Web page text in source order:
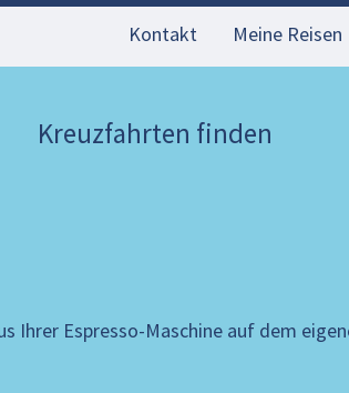
Kontakt Meine Reisen
Kreuzfahrten finden
Ihrer Espresso-Maschine auf dem